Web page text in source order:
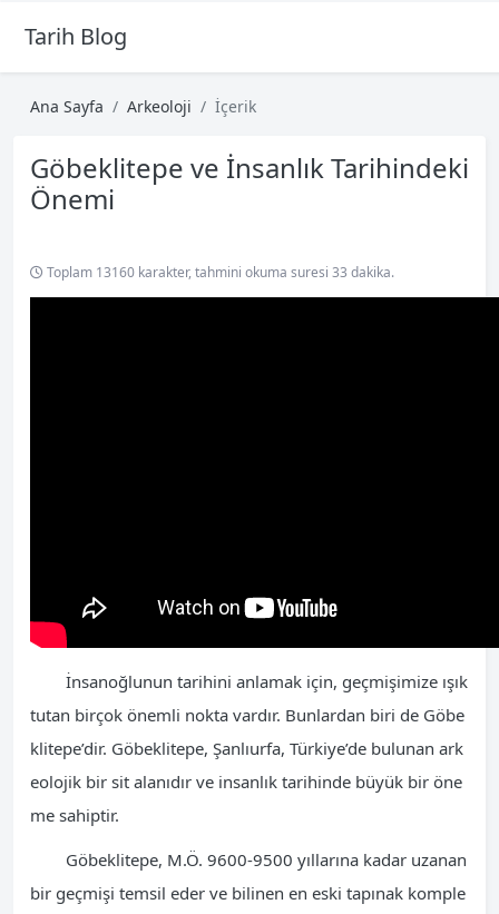
Tarih Blog
Ana Sayfa Arkeoloji İçerik
Göbeklitepe ve İnsanlık Tarihindeki
Önemi
Toplam 13160 karakter, tahmini okuma suresi 33 dakika.
İnsanoğlunun tarihini anlamak için, geçmişimize ışık
tutan birçok önemli nokta vardır. Bunlardan biri de Göbe
klitepe’dir. Göbeklitepe, Şanlıurfa, Türkiye’de bulunan ark
eolojik bir sit alanıdır ve insanlık tarihinde büyük bir öne
me sahiptir.
Göbeklitepe, M.Ö. 9600-9500 yıllarına kadar uzanan
bir geçmişi temsil eder ve bilinen en eski tapınak komple